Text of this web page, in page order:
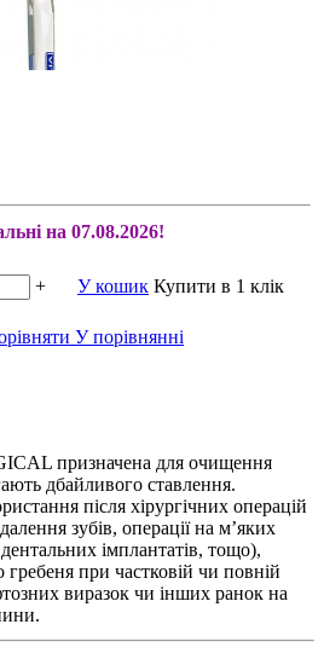
на 07.08.2026!
+ У кошик Купити в 1 клік
У порівнянні
призначена для очищення
дбайливого ставлення.
після хірургічних операцій
зубів, операції на м’яких
імплантатів, тощо),
при частковій чи повній
виразок чи інших ранок на